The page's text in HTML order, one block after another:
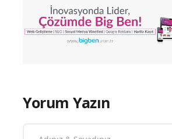
Yorum Yazın